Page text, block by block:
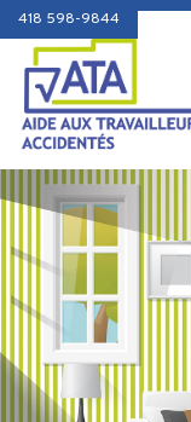
418 598-9844